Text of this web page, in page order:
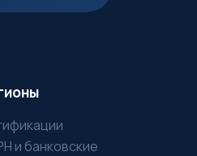
и банковские